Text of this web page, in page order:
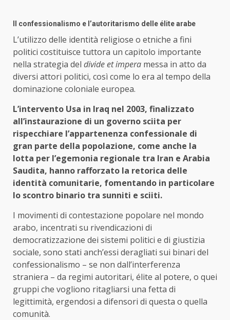
Il confessionalismo e l’autoritarismo delle élite arabe
L’utilizzo delle identità religiose o etniche a fini
politici costituisce tuttora un capitolo importante
nella strategia del divide et impera messa in atto da
diversi attori politici, così come lo era al tempo della
dominazione coloniale europea.
L’intervento Usa in Iraq nel 2003, finalizzato
all’instaurazione di un governo sciita per
rispecchiare l’appartenenza confessionale di
gran parte della popolazione, come anche la
lotta per l’egemonia regionale tra Iran e Arabia
Saudita, hanno rafforzato la retorica delle
identità comunitarie, fomentando in particolare
lo scontro binario tra sunniti e sciiti.
I movimenti di contestazione popolare nel mondo
arabo, incentrati su rivendicazioni di
democratizzazione dei sistemi politici e di giustizia
sociale, sono stati anch’essi deragliati sui binari del
confessionalismo – se non dall’interferenza
straniera – da regimi autoritari, élite al potere, o quei
gruppi che vogliono ritagliarsi una fetta di
legittimità, ergendosi a difensori di questa o quella
comunità.